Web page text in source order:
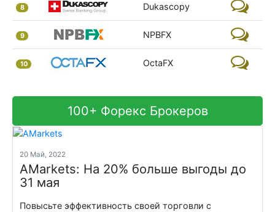
8 Dukascopy
9 NPBFX
10 OctaFX
100+ Форекс Брокеров
20 Май, 2022
AMarkets: На 20% больше выгоды до
31 мая
Повысьте эффективность своей торговли с